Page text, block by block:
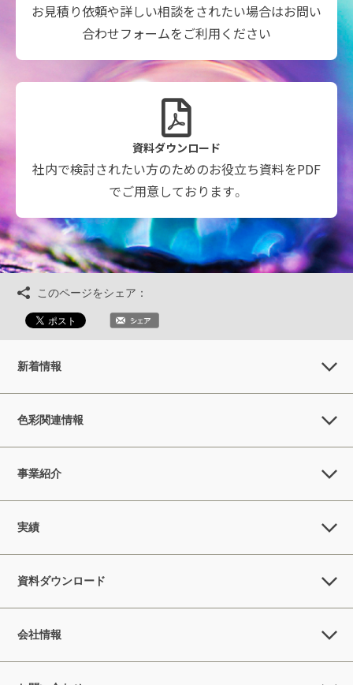
お見積り依頼や詳しい相談をされたい場合はお問い
合わせフォームをご利用ください
資料ダウンロード
社内で検討されたい方のためのお役立ち資料をPDF
でご用意しております。
このページをシェア：
新着情報
色彩関連情報
事業紹介
実績
資料ダウンロード
会社情報